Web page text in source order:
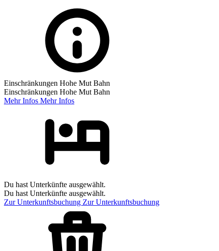
Einschränkungen Hohe Mut Bahn
Einschränkungen Hohe Mut Bahn
Mehr Infos Mehr Infos
Du hast Unterkünfte ausgewählt.
Du hast Unterkünfte ausgewählt.
Zur Unterkunftsbuchung Zur Unterkunftsbuchung